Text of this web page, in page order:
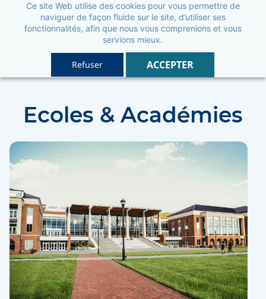
Ce site Web utilise des cookies pour vous permettre de
naviguer de façon fluide sur le site, d’utiliser ses
fonctionnalités, afin que nous vous comprenions et vous
servions mieux.
Refuser ACCEPTER
Ecoles & Académies